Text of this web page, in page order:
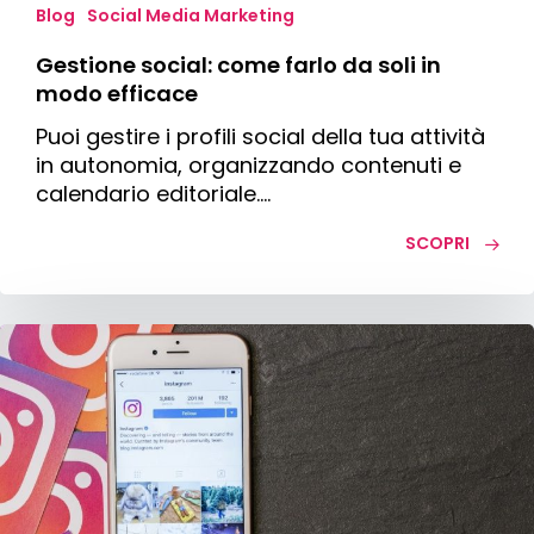
Blog Social Media Marketing
Gestione social: come farlo da soli in
modo efficace
Puoi gestire i profili social della tua attività
in autonomia, organizzando contenuti e
calendario editoriale.…
SCOPRI
Come
fare
pubblicità
su
Instagram:
formati,
costi